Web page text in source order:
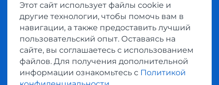
Политика конфиденциальности
Публичная оферта
Условия пользования сервисом выкупа товаров
Этот сайт использует файлы cookie и
другие технологии, чтобы помочь вам в
навигации, а также предоставить лучший
пользовательский опыт. Оставаясь на
сайте, вы соглашаетесь с использованием
файлов. Для получения дополнительной
информации ознакомьтесь с Политикой